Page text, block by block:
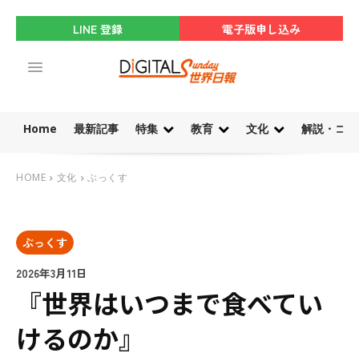
LINE 登録 電子版申し込み
Home 最新記事 特集 教育 文化 解説・コ
HOME 文化 ぶっくす
ぶっくす
2026年3月11日
『世界はいつまで食べてい
けるのか』